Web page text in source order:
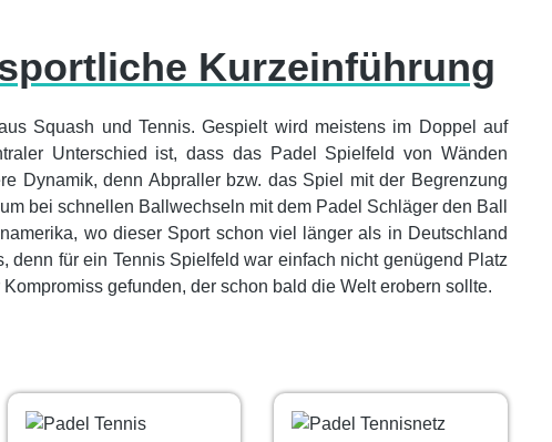
Kurzeinführung
Squash und Tennis. Gespielt wird meistens im Doppel auf
Unterschied ist, dass das Padel Spielfeld von Wänden
Dynamik, denn Abpraller bzw. das Spiel mit der Begrenzung
bei schnellen Ballwechseln mit dem Padel Schläger den Ball
wo dieser Sport schon viel länger als in Deutschland
für ein Tennis Spielfeld war einfach nicht genügend Platz
gefunden, der schon bald die Welt erobern sollte.